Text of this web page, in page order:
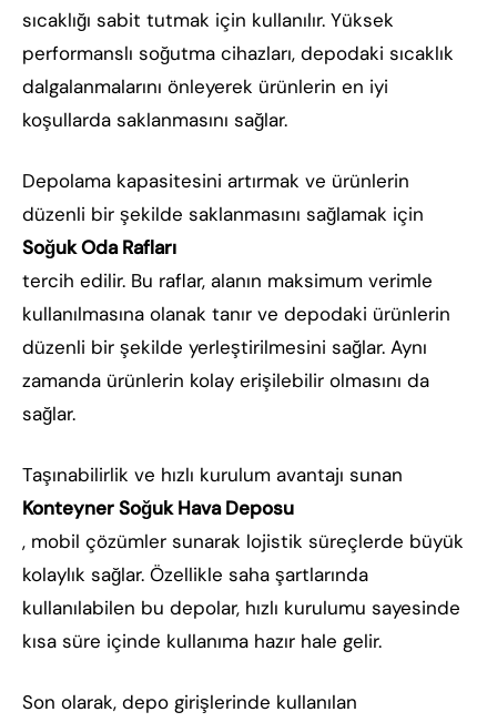
sıcaklığı sabit tutmak için kullanılır. Yüksek
performanslı soğutma cihazları, depodaki sıcaklık
dalgalanmalarını önleyerek ürünlerin en iyi
koşullarda saklanmasını sağlar.
Depolama kapasitesini artırmak ve ürünlerin
düzenli bir şekilde saklanmasını sağlamak için
Soğuk Oda Rafları
tercih edilir. Bu raflar, alanın maksimum verimle
kullanılmasına olanak tanır ve depodaki ürünlerin
düzenli bir şekilde yerleştirilmesini sağlar. Aynı
zamanda ürünlerin kolay erişilebilir olmasını da
sağlar.
Taşınabilirlik ve hızlı kurulum avantajı sunan
Konteyner Soğuk Hava Deposu
, mobil çözümler sunarak lojistik süreçlerde büyük
kolaylık sağlar. Özellikle saha şartlarında
kullanılabilen bu depolar, hızlı kurulumu sayesinde
kısa süre içinde kullanıma hazır hale gelir.
Son olarak, depo girişlerinde kullanılan